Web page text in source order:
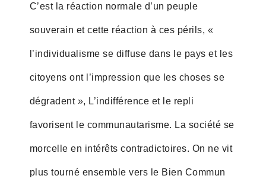
C’est la réaction normale d’un peuple
souverain et cette réaction à ces périls, «
l’individualisme se diffuse dans le pays et les
citoyens ont l’impression que les choses se
dégradent », L’indifférence et le repli
favorisent le communautarisme. La société se
morcelle en intérêts contradictoires. On ne vit
plus tourné ensemble vers le Bien Commun